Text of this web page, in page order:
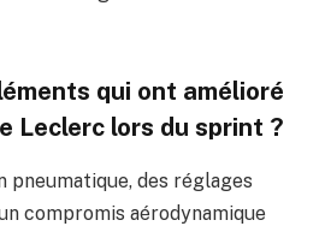
qui ont amélioré
Leclerc lors du sprint ?
pneumatique, des réglages
compromis aérodynamique